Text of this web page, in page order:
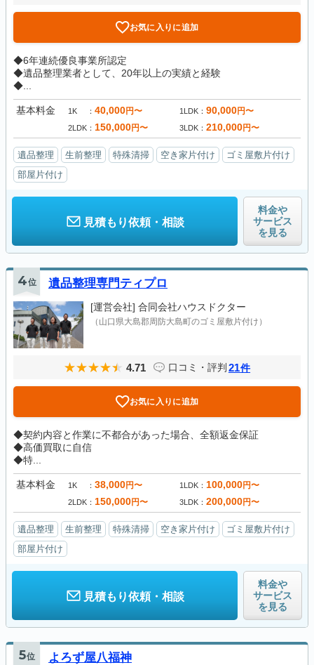
お気に入りに追加
◆6年連続優良事業所認定
◆遺品整理業者として、20年以上の実績と経験
◆...
基本料金 1K 40,000円〜 1LDK 90,000円〜
2LDK 150,000円〜 3LDK 210,000円〜
遺品整理 生前整理 特殊清掃 空き家片付け
ゴミ屋敷片付け
部屋片付け
見積もり依頼・相談
料金や
サービス
を見る
4位 遺品整理専門ティプロ
[運営会社] 合同会社ハウスドクター
（山口県大島郡周防大島町のゴミ屋敷片付け）
4.71 口コミ・評判 21件
お気に入りに追加
◆契約内容と作業に不都合があった場合、全額返金保証
◆高価買取に自信
◆特...
基本料金 1K 38,000円〜 1LDK 100,000円〜
2LDK 150,000円〜 3LDK 200,000円〜
遺品整理 生前整理 特殊清掃 空き家片付け
ゴミ屋敷片付け
部屋片付け
見積もり依頼・相談
料金や
サービス
を見る
5位 よろず屋八福神